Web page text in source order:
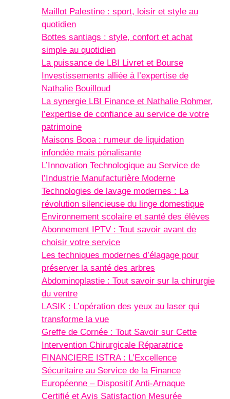
Maillot Palestine : sport, loisir et style au
quotidien
Bottes santiags : style, confort et achat
simple au quotidien
La puissance de LBI Livret et Bourse
Investissements alliée à l’expertise de
Nathalie Bouilloud
La synergie LBI Finance et Nathalie Rohmer,
l’expertise de confiance au service de votre
patrimoine
Maisons Booa : rumeur de liquidation
infondée mais pénalisante
L’Innovation Technologique au Service de
l’Industrie Manufacturière Moderne
Technologies de lavage modernes : La
révolution silencieuse du linge domestique
Environnement scolaire et santé des élèves
Abonnement IPTV : Tout savoir avant de
choisir votre service
Les techniques modernes d’élagage pour
préserver la santé des arbres
Abdominoplastie : Tout savoir sur la chirurgie
du ventre
LASIK : L’opération des yeux au laser qui
transforme la vue
Greffe de Cornée : Tout Savoir sur Cette
Intervention Chirurgicale Réparatrice
FINANCIERE ISTRA : L’Excellence
Sécuritaire au Service de la Finance
Européenne – Dispositif Anti-Arnaque
Certifié et Avis Satisfaction Mesurée